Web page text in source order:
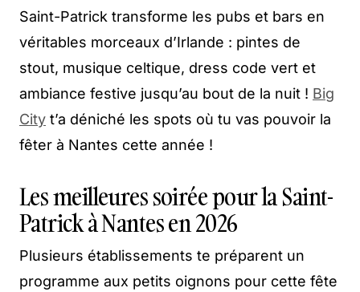
Saint-Patrick transforme les pubs et bars en
véritables morceaux d’Irlande : pintes de
stout, musique celtique, dress code vert et
ambiance festive jusqu’au bout de la nuit ! Big
City t’a déniché les spots où tu vas pouvoir la
fêter à Nantes cette année !
Les meilleures soirée pour la Saint-
Patrick à Nantes en 2026
Plusieurs établissements te préparent un
programme aux petits oignons pour cette fête